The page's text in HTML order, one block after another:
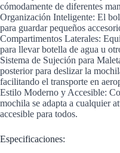
cómodamente de diferentes
Organización Inteligente: El
para guardar pequeños
Compartimentos Laterales:
para llevar botella de agua u
Sistema de Sujeción para
posterior para deslizar la
facilitando el transporte en
Estilo Moderno y Accesible:
mochila se adapta a cualquier
accesible para todos.
Especificaciones: